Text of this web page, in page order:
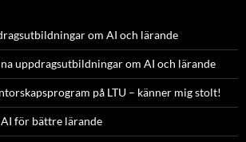
om AI och lärande
uppdragsutbildningar om AI och lärande
på LTU – känner mig stolt!
för bättre lärande